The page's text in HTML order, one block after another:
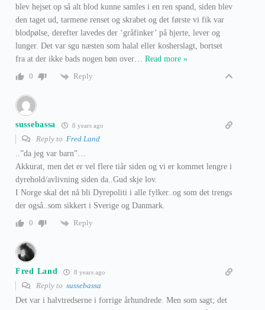
blev hejset op så alt blod kunne samles i en ren spand, siden blev
den taget ud, tarmene renset og skrabet og det første vi fik var
blodpølse, derefter lavedes der ‘gråfinker’ på hjerte, lever og
lunger. Det var sgu næsten som halal eller kosherslagt, bortset
fra at der ikke bads nogen bøn over
Read more »
0
Reply
sussebassa 8 years ago
Reply to Fred Land
..”da jeg var barn”…
Akkurat, men det er vel flere tiår siden og vi er kommet lengre i
dyrehold/avlivning siden da..Gud skje lov.
I Norge skal det nå bli Dyrepoliti i alle fylker..og som det trengs
der også..som sikkert i Sverige og Danmark.
0
Reply
Fred Land 8 years ago
Reply to sussebassa
Det var i halvtredserne i forrige århundrede. Men som sagt; det